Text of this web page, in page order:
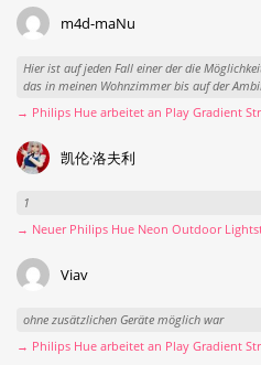
m4d-maNu
Hier ist auf jeden Fall einer der die
das in meinen Wohnzimmer bis auf der
→ Philips Hue arbeitet an Play Gradient
凯伦·洛夫利
1
→ Neuer Philips Hue Neon Outdoor
Viav
ohne zusätzlichen Geräte möglich war
→ Philips Hue arbeitet an Play Gradient